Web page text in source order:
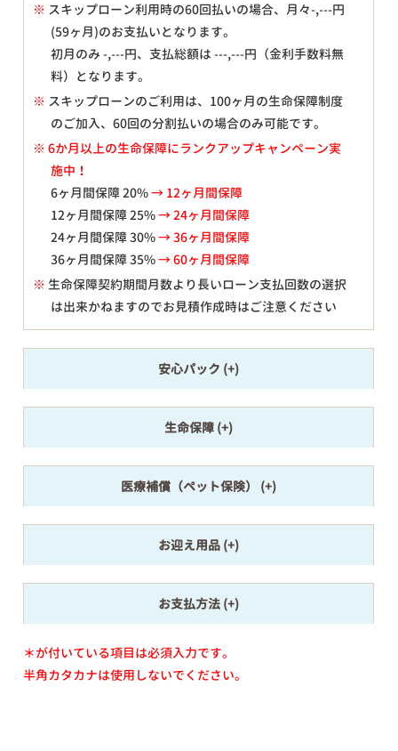
※ スキップローン利用時の60回払いの場合、月々-,---円
(59ヶ月)のお支払いとなります。
初月のみ-,---円、支払総額は---,---円（金利手数料無
料）となります。
※ スキップローンのご利用は、100ヶ月の生命保障制度
のご加入、60回の分割払いの場合のみ可能です。
※ 6か月以上の生命保障にランクアップキャンペーン実
施中！
6ヶ月間保障 20%→ 12ヶ月間保障
12ヶ月間保障 25%→ 24ヶ月間保障
24ヶ月間保障 30%→ 36ヶ月間保障
36ヶ月間保障 35%→ 60ヶ月間保障
※ 生命保障契約期間月数より長いローン支払回数の選択
は出来かねますのでお見積作成時はご注意ください
安心パック
生命保障
医療補償（ペット保険）
お迎え用品
お支払方法
＊が付いている項目は必須入力です。
半角カタカナは使用しないでください。